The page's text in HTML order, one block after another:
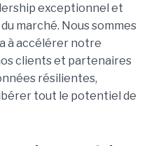
exceptionnel et
marché. Nous sommes
à accélérer notre
clients et partenaires
résilientes,
tout le potentiel de